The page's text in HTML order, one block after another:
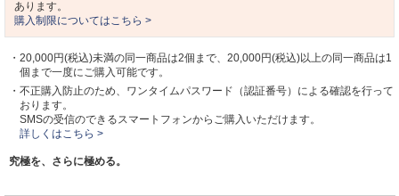
あります。
購入制限についてはこちら >
・20,000円(税込)未満の同一商品は2個まで、20,000円(税込)以上の同一商品は1
個まで一度にご購入可能です。
・不正購入防止のため、ワンタイムパスワード（認証番号）による確認を行って
おります。
SMSの受信のできるスマートフォンからご購入いただけます。
詳しくはこちら >
究極を、さらに極める。